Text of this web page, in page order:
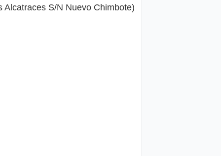
S/N Nuevo Chimbote)